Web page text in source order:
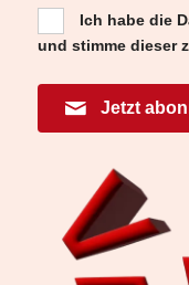
Ich habe die
und stimme dieser
Jetzt